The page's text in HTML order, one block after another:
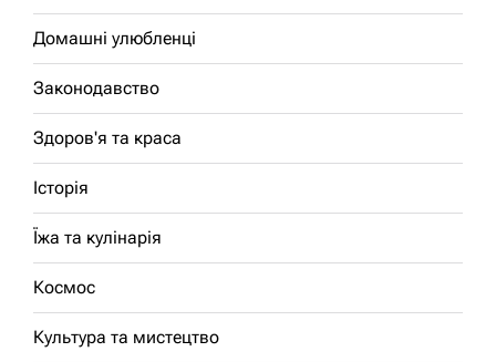
Домашні улюбленці
Законодавство
Здоров'я та краса
Історія
Їжа та кулінарія
Космос
Культура та мистецтво